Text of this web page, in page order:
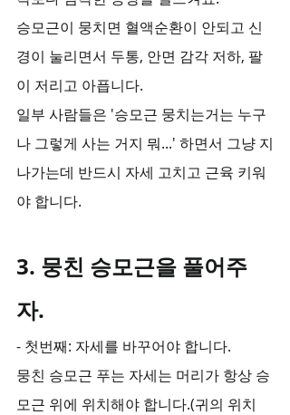
승모근이 뭉치면 혈액순환이 안되고 신
경이 눌리면서 두통, 안면 감각 저하, 팔
이 저리고 아픕니다.
일부 사람들은 '승모근 뭉치는거는 누구
나 그렇게 사는 거지 뭐...' 하면서 그냥 지
나가는데 반드시 자세 고치고 근육 키워
야 합니다.
3. 뭉친 승모근을 풀어주
자.
- 첫번째: 자세를 바꾸어야 합니다.
뭉친 승모근 푸는 자세는 머리가 항상 승
모근 위에 위치해야 합니다.(귀의 위치